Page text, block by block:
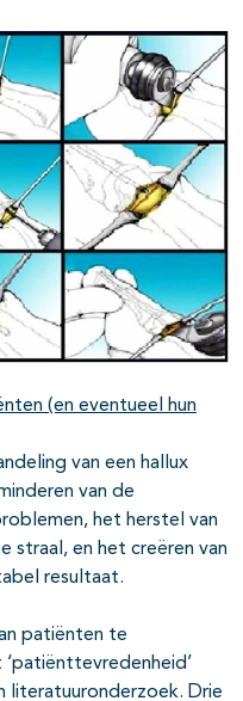
(en eventueel hun
van een hallux
van de
het herstel van
straal, en het creëren van
resultaat.
patiënten te
literatuuronderzoek. Drie